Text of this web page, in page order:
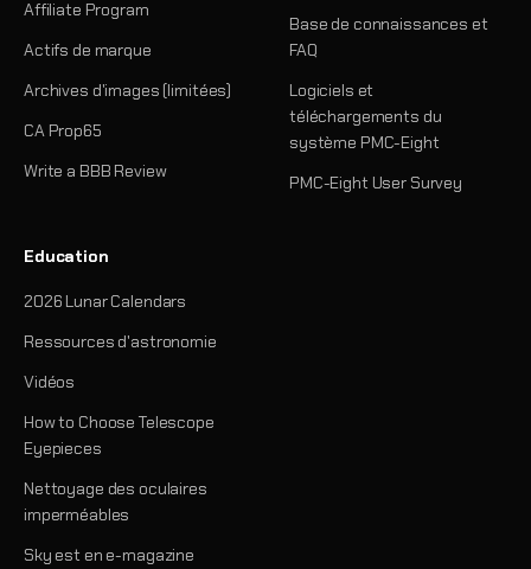
Affiliate Program
Actifs de marque
Archives d'images (limitées)
CA Prop65
Write a BBB Review
Base de connaissances et
FAQ
Logiciels et
téléchargements du
système PMC-Eight
PMC-Eight User Survey
Education
2026 Lunar Calendars
Ressources d'astronomie
Vidéos
How to Choose Telescope
Eyepieces
Nettoyage des oculaires
imperméables
Sky est en e-magazine